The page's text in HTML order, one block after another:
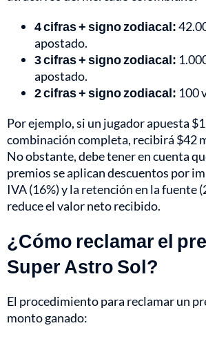
4 cifras + signo zodiacal:
apostado.
3 cifras + signo zodiacal:
apostado.
2 cifras + signo zodiacal: 100
Por ejemplo, si un jugador apuesta
combinación completa, recibirá $42
No obstante, debe tener en cuenta
premios se aplican descuentos por
IVA (16%) y la retención en la fuente
reduce el valor neto recibido.
¿Cómo reclamar el
Super Astro Sol?
El procedimiento para reclamar un
monto ganado: